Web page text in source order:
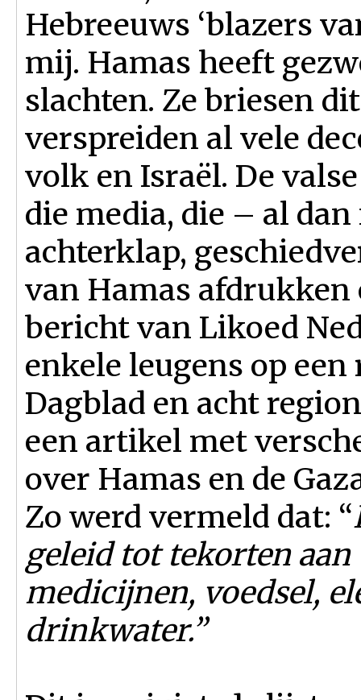
Hebreeuws ‘blazers
mij. Hamas heeft
slachten. Ze briesen
verspreiden al vele
volk en Israël. De
die media, die – al
achterklap,
van Hamas afdrukken
bericht van Likoed
enkele leugens op
Dagblad en acht
een artikel met
over Hamas en de
Zo werd vermeld dat: “
geleid tot tekorten aan
medicijnen, voedsel,
drinkwater.”